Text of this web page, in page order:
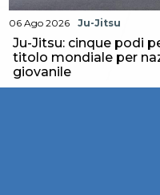
Difesa
06 Ago 2026 Ju-Jitsu
Ju-Jitsu: cinque podi
titolo mondiale per
giovanile